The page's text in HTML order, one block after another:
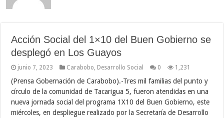
Acción Social del 1×10 del Buen Gobierno se
desplegó en Los Guayos
junio 7, 2023 Carabobo Desarrollo Social 0 1,231
(Prensa Gobernación de Carabobo).-Tres mil familias del punto y
círculo de la comunidad de Tacarigua 5, fueron atendidas en una
nueva jornada social del programa 1X10 del Buen Gobierno, este
miércoles, en despliegue realizado por la Secretaría de Desarrollo